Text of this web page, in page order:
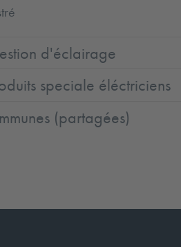
d'éclairage
speciale éléctriciens
(partagées)